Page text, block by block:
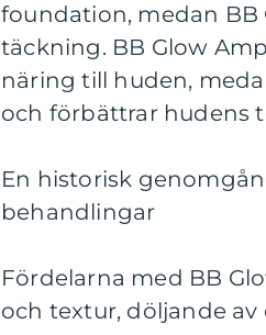
foundation, medan BB
täckning. BB Glow
näring till huden,
och förbättrar hudens
En historisk
behandlingar
Fördelarna med BB
och textur, döljande